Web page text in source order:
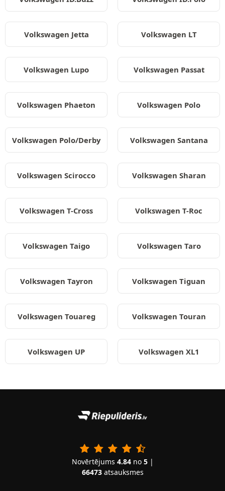
Volkswagen Jetta Volkswagen LT
Volkswagen Lupo Volkswagen Passat
Volkswagen Phaeton Volkswagen Polo
Volkswagen Polo/Derby Volkswagen Santana
Volkswagen Scirocco Volkswagen Sharan
Volkswagen T-Cross Volkswagen T-Roc
Volkswagen Taigo Volkswagen Taro
Volkswagen Tayron Volkswagen Tiguan
Volkswagen Touareg Volkswagen Touran
Volkswagen UP Volkswagen XL1
Novērtējums 4.84no 5|
66473atsauksmes